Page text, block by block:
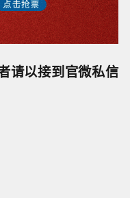
请以接到官微私信